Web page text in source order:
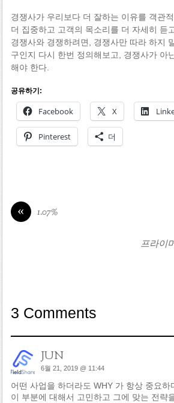
경쟁사가 우리보다 더 잘하는 이유를 객관
더 집중하고 고객의 목소리를 더 자세히 듣
경쟁사와 경쟁하려면, 경쟁사만 따라 하지
구인지 다시 한번 정의해보고, 경쟁사가 아
해야 한다.
공유하기:
Facebook X
Pinterest 더
« 1.07%
프라이
3 Comments
JUN
6월 21, 2019 @ 11:44
어떤 사업을 하더라도 WHY 가 항상 중요하
이 부분에 대해서 고민하고 그에 맞는 전략